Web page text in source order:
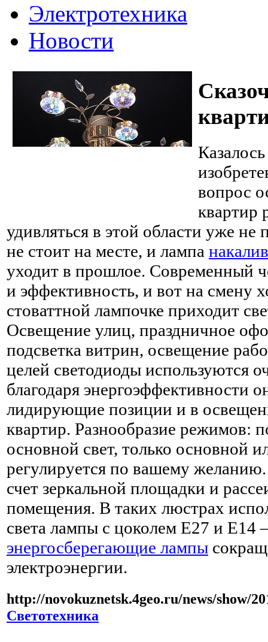
Электротехника
Новости
вопрос
квартир
удивляться в этой области уже не
не стоит на месте, и лампа
уходит в прошлое. Современный
и эффективность, и вот на смену
стоваттной лампочке приходит
Освещение улиц, праздничное
подсветка витрин, освещение
целей светодиоды используются
благодаря энергоэффективности
лидирующие позиции и в
квартир. Разнообразие режимов:
основной свет, только основной
регулируется по вашему желанию.
счет зеркальной площадки и
помещения. В таких люстрах
света лампы с цоколем Е27 и Е14
энергосберегающие лампы
электроэнергии.
http://novokuznetsk.4geo.ru/news/show/
Светотехника